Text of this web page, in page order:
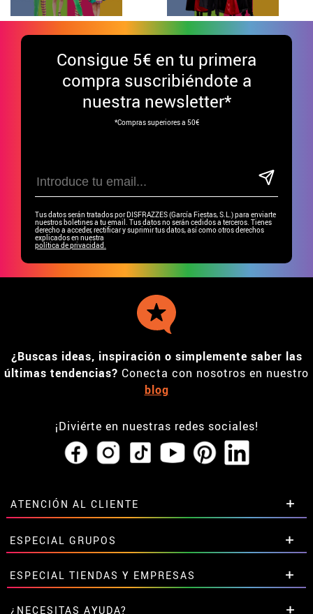
Consigue 5€ en tu primera
compra suscribiéndote a
nuestra newsletter*
*Compras superiores a 50€
Tus datos serán tratados por DISFRAZZES (García Fiestas, S.L.) para enviarte
nuestros boletines a tu email. Tus datos no serán cedidos a terceros. Tienes
derecho a acceder, rectificar y suprimir tus datos, así como otros derechos
explicados en nuestra
política de privacidad.
¿Buscas ideas, inspiración o simplemente saber las
últimas tendencias? Conecta con nosotros en nuestro
blog
¡Diviérte en nuestras redes sociales!
ATENCIÓN AL CLIENTE
• Horario tienda IBI
•Descuento estudiantes
• Sobre nosotros
• Condiciones de venta
• Aviso legal yPrivacidad
ESPECIAL GRUPOS
Descuentos especiales para grupos.
Contáctanos aquí
ESPECIAL TIENDAS Y EMPRESAS
Descuentos exclusivos para tiendas y empresas.
¿NECESITAS AYUDA?